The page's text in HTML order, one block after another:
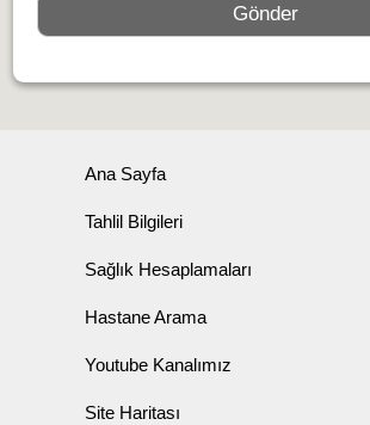
Ana Sayfa
Tahlil Bilgileri
Sağlık Hesaplamaları
Hastane Arama
Youtube Kanalımız
Site Haritası